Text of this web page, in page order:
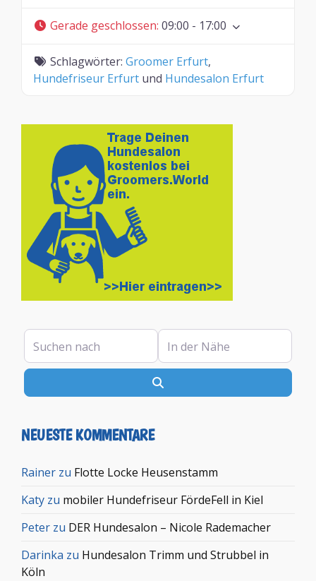
Gerade geschlossen: 09:00 - 17:00
Schlagwörter: Groomer Erfurt,
Hundefriseur Erfurt und Hundesalon Erfurt
Suchen nach In der Nähe
NEUESTE KOMMENTARE
Rainer zu Flotte Locke Heusenstamm
Katy zu mobiler Hundefriseur FördeFell in Kiel
Peter zu DER Hundesalon – Nicole Rademacher
Darinka zu Hundesalon Trimm und Strubbel in
Köln